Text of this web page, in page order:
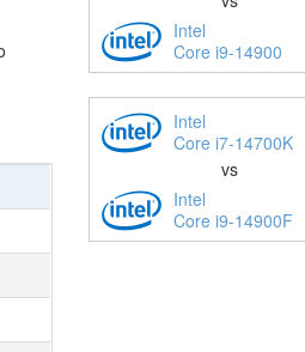
Intel
Core i9-14900
Intel
Core i7-14700K
vs
Intel
Core i9-14900F